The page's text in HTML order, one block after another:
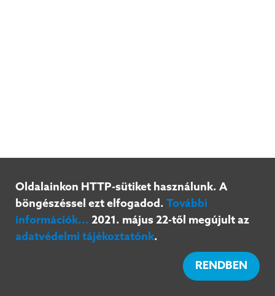
Oldalainkon HTTP-sütiket használunk. A
böngészéssel ezt elfogadod. További
információk... 2021. május 22-től megújult az
adatvédelmi tájékoztatónk.
RENDBEN